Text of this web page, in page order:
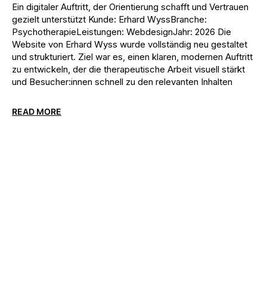
Ein digitaler Auftritt, der Orientierung schafft und Vertrauen
gezielt unterstützt Kunde: Erhard WyssBranche:
PsychotherapieLeistungen: WebdesignJahr: 2026 Die
Website von Erhard Wyss wurde vollständig neu gestaltet
und strukturiert. Ziel war es, einen klaren, modernen Auftritt
zu entwickeln, der die therapeutische Arbeit visuell stärkt
und Besucher:innen schnell zu den relevanten Inhalten
READ MORE